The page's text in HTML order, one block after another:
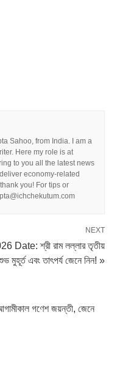
Sahoo, from India. I am a
Here my role is at
to you all the latest news
economy-related
you! For tips or
NEXT
শ্রী রাম লল্লার তৃতীয়
মুহূর্ত এবং তাৎপর্য জেনে নিন! »
গণেশ জয়ন্তী, জেনে